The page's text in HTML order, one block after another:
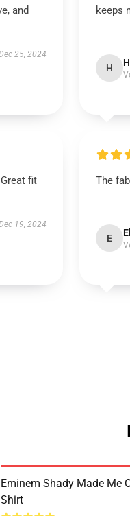
and
25, 2024
keeps
H
fit
19, 2024
The
E
Eminem Shady Made Me
Shirt